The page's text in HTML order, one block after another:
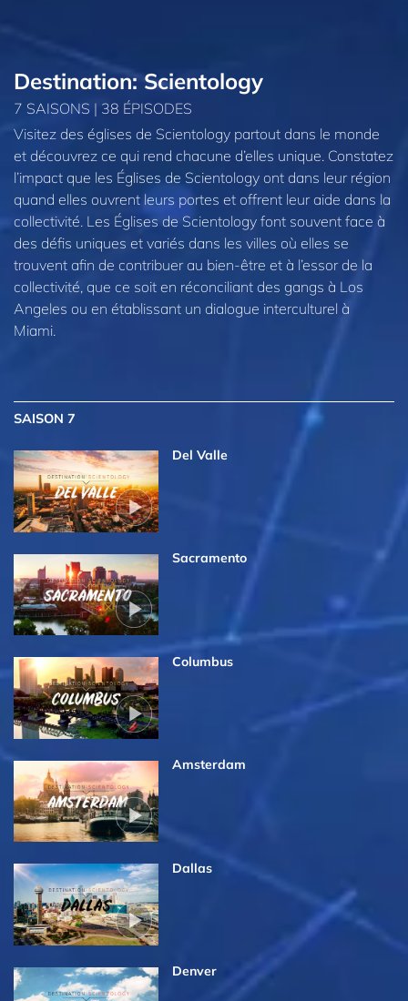
Destination: Scientology
7 SAISONS | 38 ÉPISODES
Visitez des églises de Scientology partout dans le monde
et découvrez ce qui rend chacune d’elles unique. Constatez
l’impact que les Églises de Scientology ont dans leur région
quand elles ouvrent leurs portes et offrent leur aide dans la
collectivité. Les Églises de Scientology font souvent face à
des défis uniques et variés dans les villes où elles se
trouvent afin de contribuer au bien-être et à l’essor de la
collectivité, que ce soit en réconciliant des gangs à Los
Angeles ou en établissant un dialogue interculturel à
Miami.
SAISON 7
Del Valle
Sacramento
Columbus
Amsterdam
Dallas
Denver